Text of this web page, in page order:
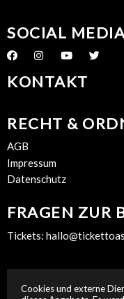
SOCIAL
KONTAKT
RECHT &
AGB
Impressum
Datenschutz
FRAGEN ZUR
Tickets:
Cookies und externe